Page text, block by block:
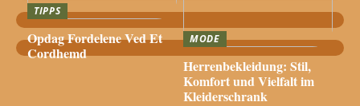
TIPPS
Opdag Fordelene Ved Et
Cordhemd
MODE
Herrenbekleidung: Stil,
Komfort und Vielfalt im
Kleiderschrank